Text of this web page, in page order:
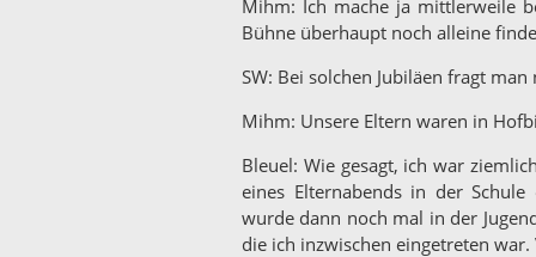
Mihm: Ich mache ja mittlerweile
Bühne überhaupt noch alleine
SW: Bei solchen Jubiläen fragt
Mihm: Unsere Eltern waren in
Bleuel: Wie gesagt, ich war
eines Elternabends in der
wurde dann noch mal in der
die ich inzwischen eingetreten war.